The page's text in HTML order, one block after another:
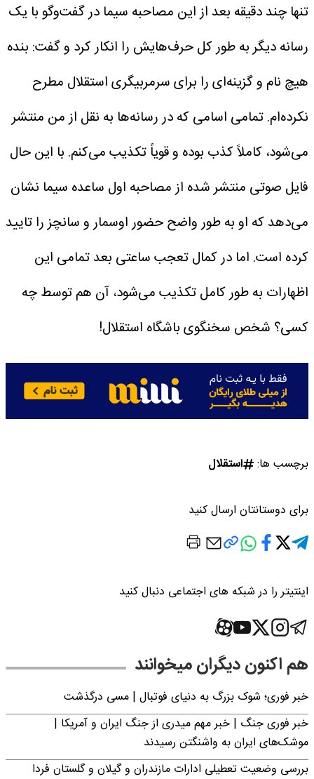
تنها چند دقیقه بعد از این مصاحبه سیما در گفت‌وگو با یک
رسانه دیگر به طور کل حرف‌هایش را انکار کرد و گفت: بنده
هیچ نام و گزینه‌ای را برای سرمربیگری استقلال مطرح
نکرده‌ام. تمامی اسامی که در رسانه‌ها به نقل از من منتشر
می‌شود، کاملاً کذب بوده و قویاً تکذیب می‌کنم. با این حال
فایل صوتی منتشر شده از مصاحبه اول ساعده سیما نشان
می‌دهد که او به طور واضح حضور اوسمار و سانچز را تایید
کرده است. اما در کمال تعجب ساعتی بعد تمامی این
اظهارات به طور کامل تکذیب می‌شود، آن هم توسط چه
کسی؟ شخص سخنگوی باشگاه استقلال!
برچسب ها: استقلال
برای دوستانتان ارسال کنید
اینتیتر را در شبکه های اجتماعی دنبال کنید
هم اکنون دیگران میخوانند
خبر فوری؛‌ شوک بزرگ به دنیای فوتبال | مسی درگذشت
خبر فوری جنگ | خبر مهم میدری از جنگ ایران و آمریکا |
موشک‌های ایران به واشنگتن رسیدند
بررسی وضعیت تعطیلی ادارات مازندران و گیلان و گلستان فردا